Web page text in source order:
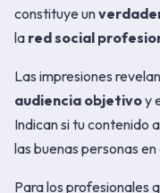
constituye un
la red social
Las impresiones
audiencia objetivoy
Indican si tu contenido
las buenas personas
Para los profesionales